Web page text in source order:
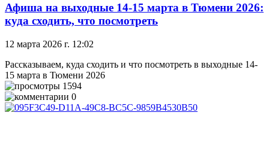
Афиша на выходные 14-15 марта в Тюмени 2026:
куда сходить, что посмотреть
12 марта 2026 г. 12:02
Рассказываем, куда сходить и что посмотреть в выходные 14-
15 марта в Тюмени 2026
1594
0